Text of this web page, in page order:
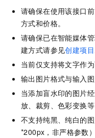
请确保在使用该接口
方式和价格。
请确保已在智能媒体
建方式请参见创建项目
当前仅支持将文字作
输出图片格式与输入图
当添加盲水印的图片
放、裁剪、色彩变换
不支持纯黑、纯白的
*200px，非严格参数